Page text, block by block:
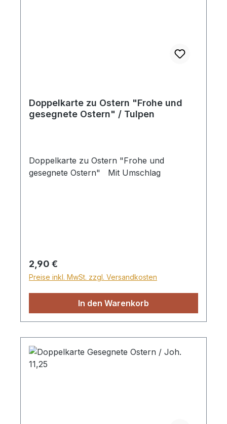
Doppelkarte zu Ostern "Frohe und
gesegnete Ostern" / Tulpen
Doppelkarte zu Ostern "Frohe und
gesegnete Ostern" Mit Umschlag
Regulärer Preis:
2,90 €
Preise inkl. MwSt. zzgl. Versandkosten
In den Warenkorb